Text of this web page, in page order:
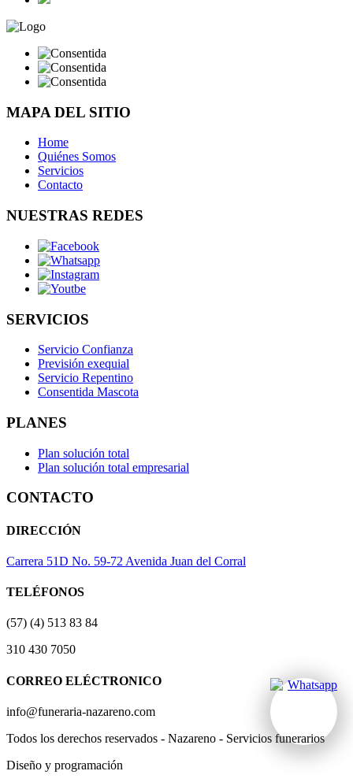
MAPA DEL SITIO
Home
Quiénes Somos
Servicios
Contacto
NUESTRAS REDES
SERVICIOS
Servicio Confianza
Previsión exequial
Servicio Repentino
Consentida Mascota
PLANES
Plan solución total
Plan solución total empresarial
CONTACTO
DIRECCIÓN
Carrera 51D No. 59-72 Avenida Juan del Corral
TELÉFONOS
(57) (4) 513 83 84
310 430 7050
CORREO ELÉCTRONICO
info@funeraria-nazareno.com
Todos los derechos reservados - Nazareno - Servicios funerarios
Diseño y programación